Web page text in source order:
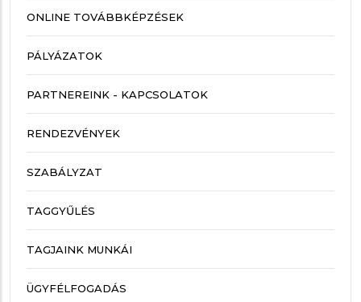
ONLINE TOVÁBBKÉPZÉSEK
PÁLYÁZATOK
PARTNEREINK - KAPCSOLATOK
RENDEZVÉNYEK
SZABÁLYZAT
TAGGYŰLÉS
TAGJAINK MUNKÁI
ÜGYFÉLFOGADÁS